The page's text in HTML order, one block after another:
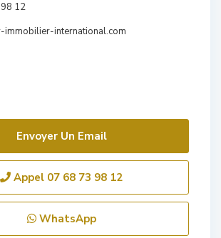
12
immobilier-international.com
Envoyer Un Email
Appel 07 68 73 98 12
WhatsApp